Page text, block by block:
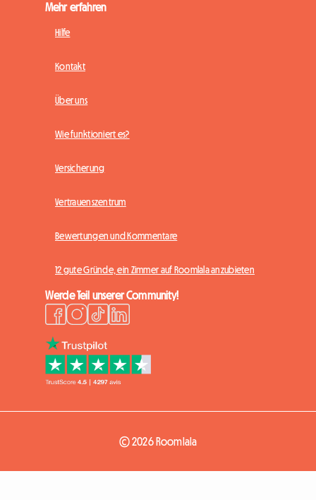
Mehr erfahren
Hilfe
Kontakt
Über uns
Wie funktioniert es?
Versicherung
Vertrauenszentrum
Bewertungen und Kommentare
12 gute Gründe, ein Zimmer auf Roomlala anzubieten
Werde Teil unserer Community!
© 2026 Roomlala